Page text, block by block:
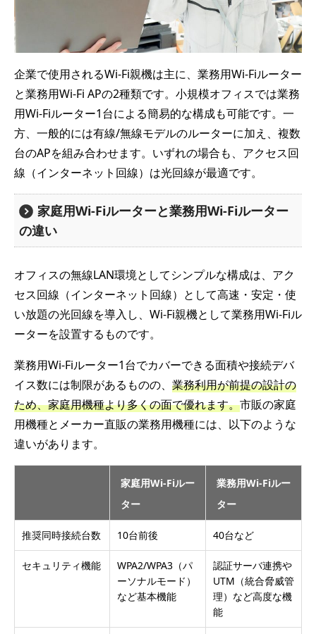
企業で使用されるWi-Fi親機は主に、業務用Wi-Fiルーター
と業務用Wi-Fi APの2種類です。小規模オフィスでは業務
用Wi-Fiルーター1台による簡易的な構成も可能です。一
方、一般的には有線/無線モデルのルーターに加え、複数
台のAPを組み合わせます。いずれの場合も、アクセス回
線（インターネット回線）は光回線が最適です。
家庭用Wi-Fiルーターと業務用Wi-Fiルーター
の違い
オフィスの無線LAN環境としてシンプルな構成は、アク
セス回線（インターネット回線）として高速・安定・使
い放題の光回線を導入し、Wi-Fi親機として業務用Wi-Fiル
ーターを設置するものです。
業務用Wi-Fiルーター1台でカバーできる面積や接続デバ
イス数には制限があるものの、 業務利用が前提の設計の
ため、家庭用機種より多くの面で優れます。市販の家庭
用機種とメーカー直販の業務用機種には、以下のような
違いがあります。
家庭用Wi-Fiルー
ター
業務用Wi-Fiルー
ター
推奨同時接続台数 10台前後 40台など
セキュリティ機能
WPA2/WPA3（パ
ーソナルモード）
など基本機能
認証サーバ連携や
UTM（統合脅威管
理）など高度な機
能